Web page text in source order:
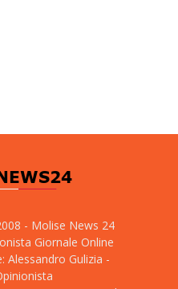
- Molise News 24
Giornale Online
Alessandro Gulizia -